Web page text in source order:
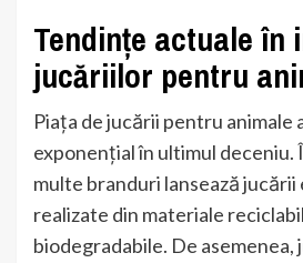
Tendințe actuale în
jucăriilor pentru
Piața de jucării pentru animale
exponențial în ultimul deceniu.
multe branduri lansează
realizate din materiale
biodegradabile. De asemenea,